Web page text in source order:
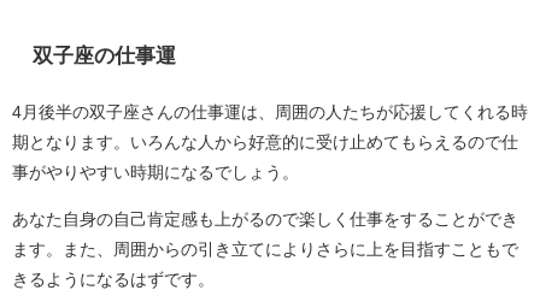
双子座の仕事運
4月後半の双子座さんの仕事運は、周囲の人たちが応援してくれる時
期となります。いろんな人から好意的に受け止めてもらえるので仕
事がやりやすい時期になるでしょう。
あなた自身の自己肯定感も上がるので楽しく仕事をすることができ
ます。また、周囲からの引き立てによりさらに上を目指すこともで
きるようになるはずです。